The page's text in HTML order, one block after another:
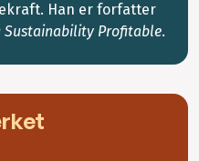
Han er forfatter
Sustainability Profitable.